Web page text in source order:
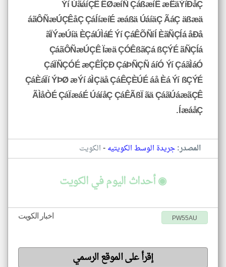
Ýí ÚãáíÇÊ ÊØæíÑ ÇáßæíÊ æÊäÝíÐåÇ
áãÔÑæÚÇÊåÇ ÇáÍíæíÉ æáßä ÚáíäÇ ÃáÇ äßæä
ãÏÝæÚíä ÈÇáÚÌáÉ Ýí ÇáÊÕÑíÍ ÈãÑÇÍá åÐå
ÇáãÔÑæÚÇÊ Ïæä ÇÓÊßãÇá ßÇÝÉ ãÑÇÍá
ÇáÏÑÇÓÉ æÇÊÎÇÐ ÇáÞÑÇÑ áíÓ Ýí ÇáãÌáÓ
ÇáÈáÏí ÝÞØ æÝí áÌÇäå ÇáÊÇÈÚÉ áå Èá Ýí ßÇÝÉ
ÃÌåÒÉ ÇáÏæáÉ ÚáíåÇ ÇáÊÃßÏ ãä ÇáãÚáæãÇÊ
ÍæáåÇ.
المصدر:جريدة الوسط الكويتيه-الكويت
◉ أحداث اليوم في الكويت
اخبار الكويت PW55AU
إقرأ على الموقع الرسمي